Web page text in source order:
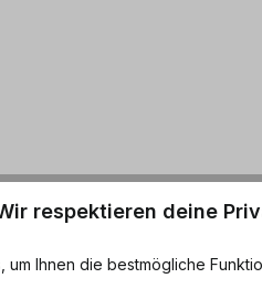
respektieren deine
Ihnen die bestmögliche